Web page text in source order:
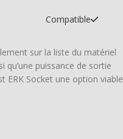
Compatible
sur la liste du matériel
qu’une puissance de sortie
ERK Socket une option viable